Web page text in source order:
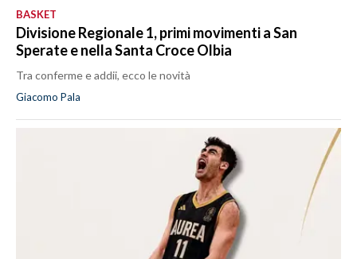
BASKET
Divisione Regionale 1, primi movimenti a San
Sperate e nella Santa Croce Olbia
Tra conferme e addii, ecco le novità
Giacomo Pala